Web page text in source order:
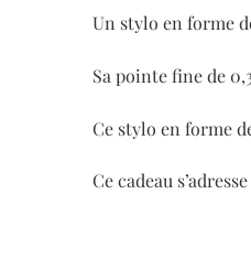
Un stylo en forme
Sa pointe fine de
Ce stylo en forme
Ce cadeau